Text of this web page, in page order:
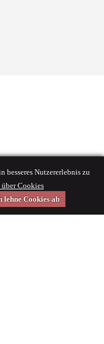
besseres Nutzererlebnis zu
Cookies
lehne Cookies ab